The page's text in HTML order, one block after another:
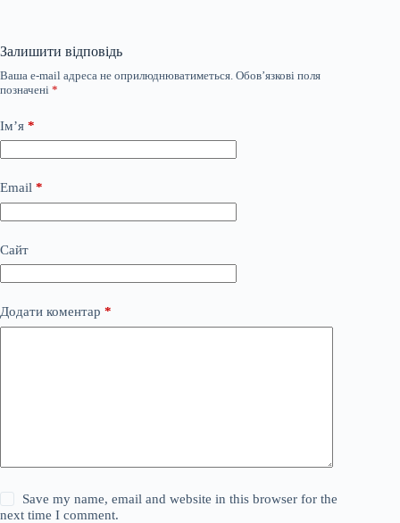
Залишити відповідь
Ваша e-mail адреса не оприлюднюватиметься. Обов’язкові поля
позначені *
Ім’я *
Email *
Сайт
Додати коментар *
Save my name, email and website in this browser for the
next time I comment.